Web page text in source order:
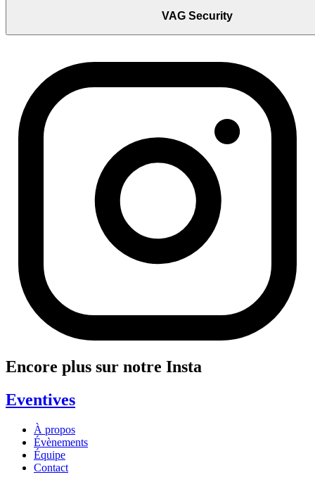
VAG Security
Encore plus sur notre Insta
Eventives
À propos
Évènements
Équipe
Contact